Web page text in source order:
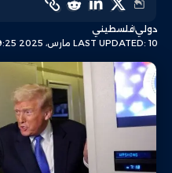
LAST UPDATED: 10 مارس، 2025 9:25 م
دوليفلسطيني